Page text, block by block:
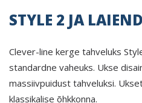
STYLE 2 JA LAIEND
Clever-line kerge tahveluks
standardne vaheuks. Ukse
massiivpuidust tahveluksi.
klassikalise õhkkonna.